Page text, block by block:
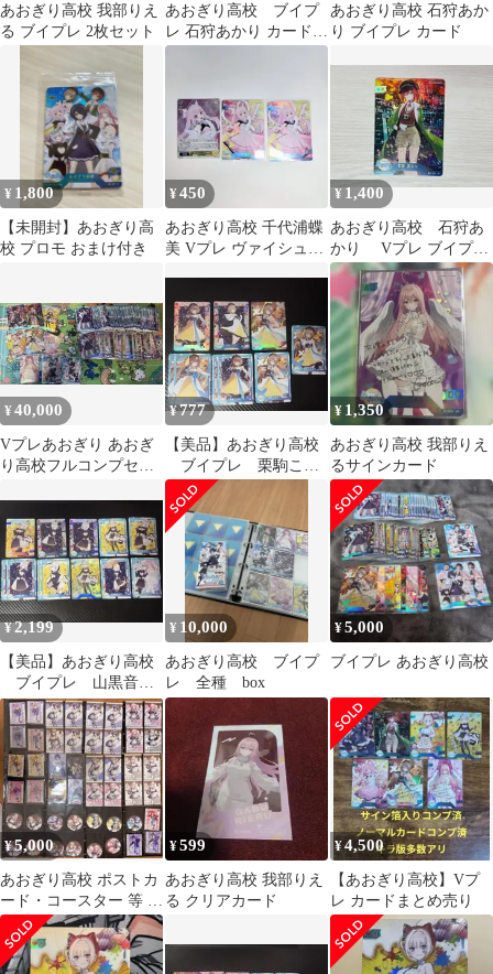
あおぎり高校 我部りえ
る ブイプレ 2枚セット
あおぎり高校 ブイプ
レ 石狩あかり カードセ
ット
あおぎり高校 石狩あか
り ブイプレ カード
¥ 1,800
【未開封】あおぎり高
校 プロモ おまけ付き
¥450
あおぎり高校 千代浦蝶
美 Vプレ ヴァイシュシ
¥ 1,400
あおぎり高校 石狩あ
かり Vプレ ブイプ
レ サイン
¥40,000
Vプレあおぎり あおぎ
り高校フルコンプセッ
¥777
【美品】あおぎり高校
ブイプレ 栗駒こま
る トレカ まとめ売り
¥ 1,350
あおぎり高校 我部りえ
るサインカード
¥2,199
【美品】あおぎり高校
ブイプレ 山黒音玄
トレカ まとめ売り サイ
ン sp
¥ 10,000
あおぎり高校 ブイプ
レ 全種 box
¥5,000
ブイプレ あおぎり高校
¥5,000
あおぎり高校 ポストカ
ード・コースター 等 ま
とめ売り
¥599
あおぎり高校 我部りえ
る クリアカード
¥4,500
【あおぎり高校】Vプ
レ カードまとめ売り